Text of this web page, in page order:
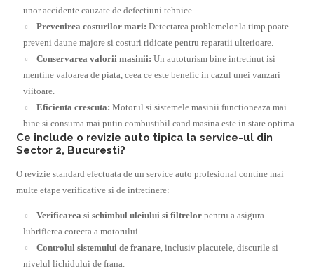
unor accidente cauzate de defectiuni tehnice.
Prevenirea costurilor mari: Detectarea problemelor la timp poate
preveni daune majore si costuri ridicate pentru reparatii ulterioare.
Conservarea valorii masinii: Un autoturism bine intretinut isi
mentine valoarea de piata, ceea ce este benefic in cazul unei vanzari
viitoare.
Eficienta crescuta: Motorul si sistemele masinii functioneaza mai
bine si consuma mai putin combustibil cand masina este in stare optima.
Ce include o revizie auto tipica la service-ul din
Sector 2, Bucuresti?
O revizie standard efectuata de un service auto profesional contine mai
multe etape verificative si de intretinere:
Verificarea si schimbul uleiului si filtrelor pentru a asigura
lubrifierea corecta a motorului.
Controlul sistemului de franare , inclusiv placutele, discurile si
nivelul lichidului de frana.